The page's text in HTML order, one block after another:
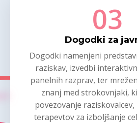
03
Dogodki za
Dogodki namenjeni
raziskav, izvedbi
panelnih razprav, ter
znanj med strokovnjaki,
povezovanje
terapevtov za izboljšanje